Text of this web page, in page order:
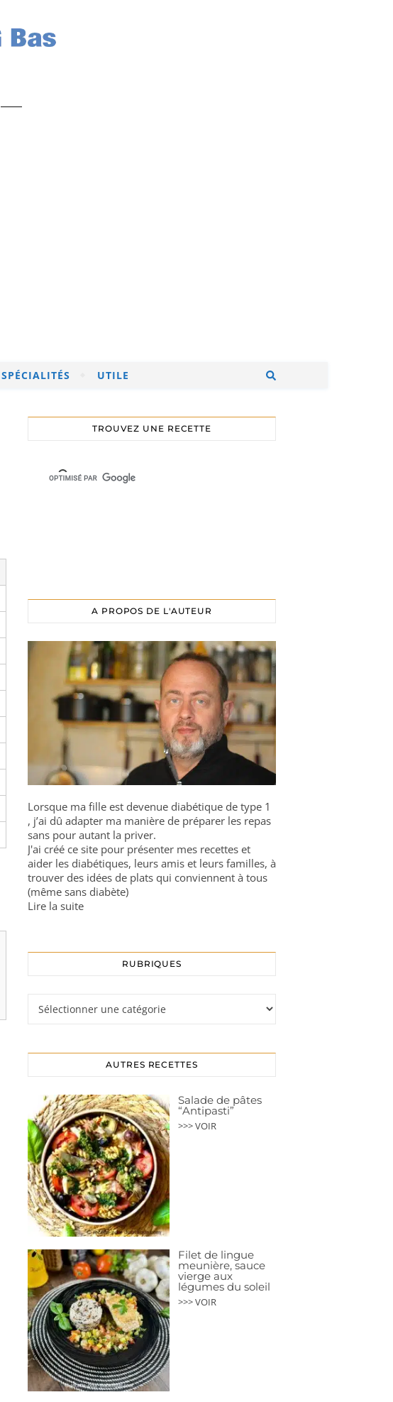
SPÉCIALITÉS UTILE
TROUVEZ UNE RECETTE
A PROPOS DE L'AUTEUR
Lorsque ma fille est devenue diabétique de type 1
, j’ai dû adapter ma manière de préparer les repas
sans pour autant la priver.
J'ai créé ce site pour présenter mes recettes et
aider les diabétiques, leurs amis et leurs familles, à
trouver des idées de plats qui conviennent à tous
(même sans diabète)
Lire la suite
RUBRIQUES
AUTRES RECETTES
Salade de pâtes
“Antipasti”
>>> VOIR
Filet de lingue
meunière, sauce
vierge aux
légumes du soleil
>>> VOIR